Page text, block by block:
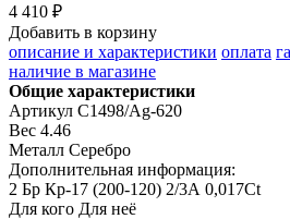
4 410 ₽
Добавить в корзину
описание и характеристики оплата
наличие в магазине
Общие характеристики
Артикул С1498/Ag-620
Вес 4.46
Металл Серебро
Дополнительная информация:
2 Бр Кр-17 (200-120) 2/3А 0,017Ct
Для кого Для неё